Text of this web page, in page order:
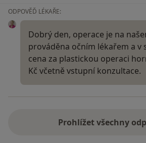
ODPOVĚĎ LÉKAŘE:
Dobrý den, operace je na
prováděna očním lékařem a v
cena za plastickou operaci
Kč včetně vstupní konzultace.
Prohlížet všechny